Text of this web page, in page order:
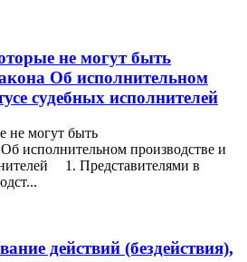
не могут быть
Об исполнительном
судебных исполнителей
не могут быть
исполнительном производстве и
1. Представителями в
действий (бездействия),